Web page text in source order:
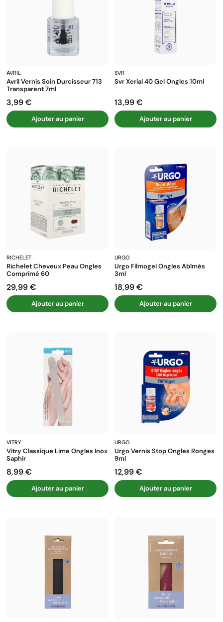
AVRIL
Avril Vernis Soin Durcisseur 713
Transparent 7ml
Prix
3,99 €
Ajouter au panier
SVR
Svr Xerial 40 Gel Ongles 10ml
Prix
13,99 €
Ajouter au panier
RICHELET
Richelet Cheveux Peau Ongles
Comprimé 60
Prix
29,99 €
Ajouter au panier
URGO
Urgo Filmogel Ongles Abîmés
3ml
Prix
18,99 €
Ajouter au panier
VITRY
Vitry Classique Lime Ongles Inox
Saphir
Prix
8,99 €
Ajouter au panier
URGO
Urgo Vernis Stop Ongles Ronges
9ml
Prix
12,99 €
Ajouter au panier